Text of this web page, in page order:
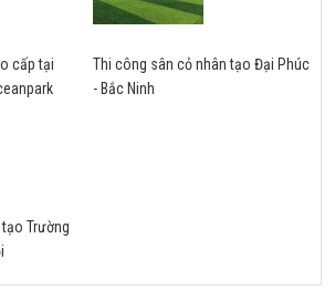
cấp tại
Thi công sân cỏ nhân tạo Đại Phúc
- Bắc Ninh
Trường